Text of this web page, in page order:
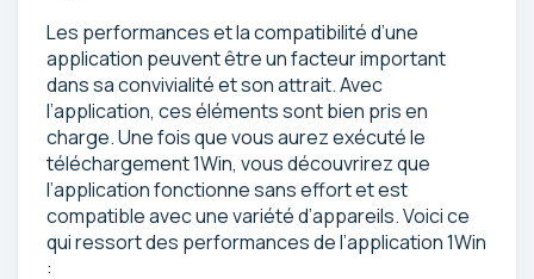
Les performances et la compatibilité d’une
application peuvent être un facteur important
dans sa convivialité et son attrait. Avec
l’application, ces éléments sont bien pris en
charge. Une fois que vous aurez exécuté le
téléchargement 1Win, vous découvrirez que
l’application fonctionne sans effort et est
compatible avec une variété d’appareils. Voici ce
qui ressort des performances de l’application 1Win
: